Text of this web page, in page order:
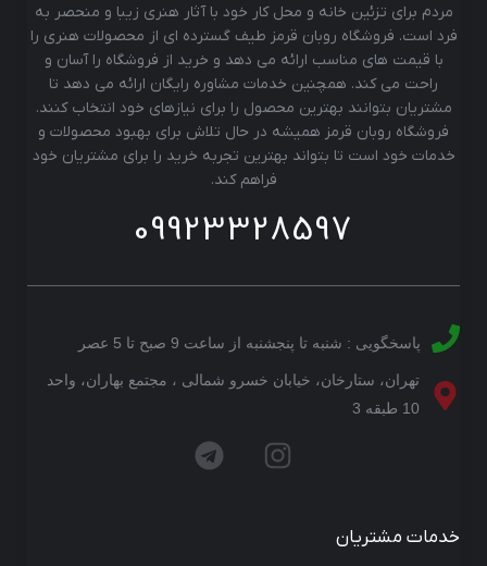
مردم برای تزئین خانه و محل کار خود با آثار هنری زیبا و منحصر به
فرد است. فروشگاه روبان قرمز طیف گسترده ای از محصولات هنری را
با قیمت های مناسب ارائه می دهد و خرید از فروشگاه را آسان و
راحت می کند. همچنین خدمات مشاوره رایگان ارائه می دهد تا
مشتریان بتوانند بهترین محصول را برای نیازهای خود انتخاب کنند.
فروشگاه روبان قرمز همیشه در حال تلاش برای بهبود محصولات و
خدمات خود است تا بتواند بهترین تجربه خرید را برای مشتریان خود
فراهم کند.
09923328597
پاسخگویی : شنبه تا پنجشنبه از ساعت 9 صبح تا 5 عصر
تهران، ستارخان، خیابان خسرو شمالی ، مجتمع بهاران، واحد
10 طبقه 3
خدمات مشتریان